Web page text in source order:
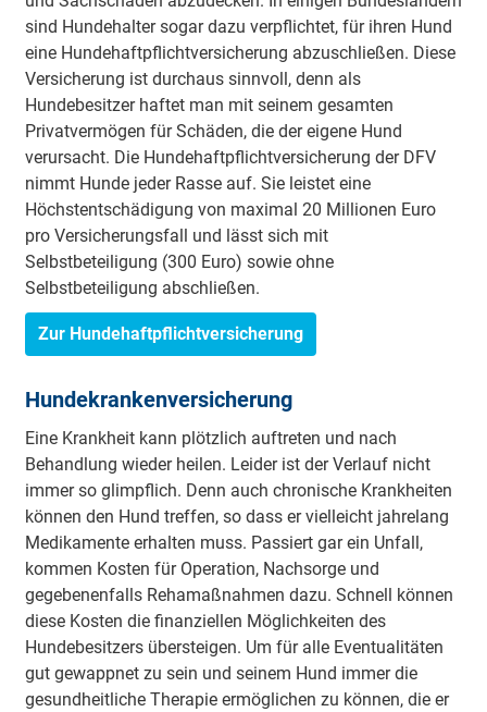
sind Hundehalter sogar dazu verpflichtet, für ihren Hund
eine Hundehaftpflichtversicherung abzuschließen. Diese
Versicherung ist durchaus sinnvoll, denn als
Hundebesitzer haftet man mit seinem gesamten
Privatvermögen für Schäden, die der eigene Hund
verursacht. Die Hundehaftpflichtversicherung der DFV
nimmt Hunde jeder Rasse auf. Sie leistet eine
Höchstentschädigung von maximal 20 Millionen Euro
pro Versicherungsfall und lässt sich mit
Selbstbeteiligung (300 Euro) sowie ohne
Selbstbeteiligung abschließen.
Zur Hundehaftpflichtversicherung
Hundekrankenversicherung
Eine Krankheit kann plötzlich auftreten und nach
Behandlung wieder heilen. Leider ist der Verlauf nicht
immer so glimpflich. Denn auch chronische Krankheiten
können den Hund treffen, so dass er vielleicht jahrelang
Medikamente erhalten muss. Passiert gar ein Unfall,
kommen Kosten für Operation, Nachsorge und
gegebenenfalls Rehamaßnahmen dazu. Schnell können
diese Kosten die finanziellen Möglichkeiten des
Hundebesitzers übersteigen. Um für alle Eventualitäten
gut gewappnet zu sein und seinem Hund immer die
gesundheitliche Therapie ermöglichen zu können, die er